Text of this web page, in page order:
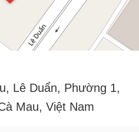
Lê Duẩn, Phường 1,
Mau, Việt Nam